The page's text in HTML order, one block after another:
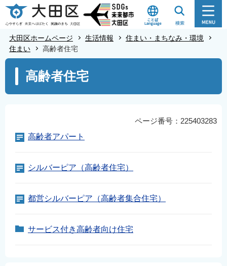
こ
の
ジ
大田区ホームページ 生活情報
住まい・まちなみ・環境
住まい
高齢者住宅
こ
高齢者住宅
ページ番号：225403283
高齢者アパート
シルバーピア（高齢者住宅）
都営シルバーピア（高齢者集合住宅）
サービス付き高齢者向け住宅